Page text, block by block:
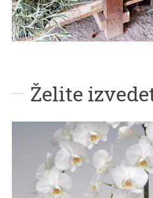
Želite